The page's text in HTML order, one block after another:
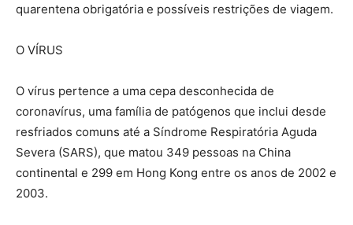
quarentena obrigatória e possíveis restrições de viagem.
O VÍRUS
O vírus pertence a uma cepa desconhecida de
coronavírus, uma família de patógenos que inclui desde
resfriados comuns até a Síndrome Respiratória Aguda
Severa (SARS), que matou 349 pessoas na China
continental e 299 em Hong Kong entre os anos de 2002 e
2003.